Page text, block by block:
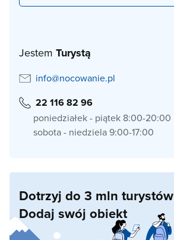
Jestem Turystą
info@nocowanie.pl
22 116 82 96
poniedziałek - piątek 8:00-20:00
sobota - niedziela 9:00-17:00
Dotrzyj do 3 mln turystów
Dodaj swój obiekt